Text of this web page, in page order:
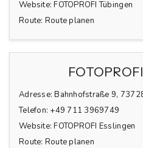
Website: FOTOPROFI Tübingen
Route: Route planen
Adresse: Bahnhofstraße 9,
Telefon: +49 711 3969749
Website: FOTOPROFI Esslingen
Route: Route planen